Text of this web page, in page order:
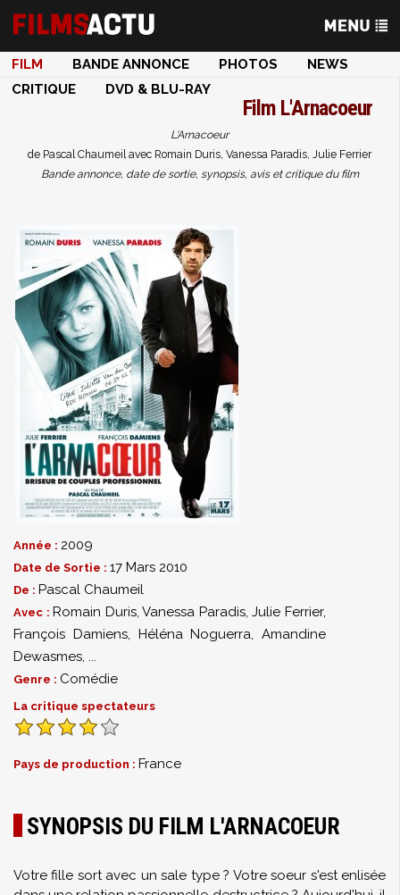
FILM BANDE ANNONCE PHOTOS
NEWS
CRITIQUE
DVD & BLU-RAY
Film L'Arnacoeur
L'Arnacoeur
de Pascal Chaumeil avec Romain Duris, Vanessa Paradis, Julie Ferrier
Bande annonce, date de sortie, synopsis, avis et critique du film
Année : 2009
Date de Sortie : 17 Mars 2010
De : Pascal Chaumeil
Avec : Romain Duris,Vanessa Paradis,Julie Ferrier,
François Damiens, Héléna Noguerra, Amandine
Dewasmes, ...
Genre : Comédie
La critique spectateurs
Pays de production : France
SYNOPSIS DU FILM L'ARNACOEUR
Votre fille sort avec un sale type ? Votre soeur s'est enlisée